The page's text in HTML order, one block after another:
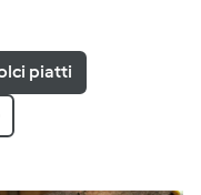
piatti